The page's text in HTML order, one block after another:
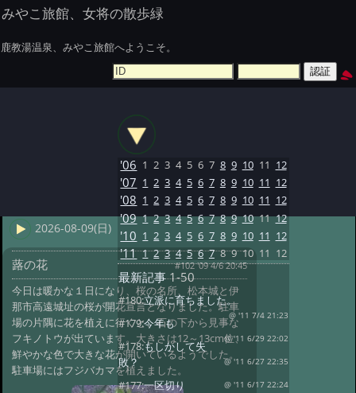
みやこ旅館、女将の散歩緑
鹿教湯温泉、みやこ旅館へようこそ。
2026-08-09(日)
蕗の花 #102 '09 4/6 20:45
今日は暖かな１日になり、桜の名所、松本城と伊
那市高遠城址の桜が開花宣言となりました。駐車
場の片隅に花を植えに行くと、石の下から見事な
フキノトウが出ています。大きさは12～13cm位、
鮮やかな色で大きな花が開いているようでした。
駐車場にはフジバカマを植えました。
'06 1 2 3 4 5 6 7 8 9 10 11 12
'07 1 2 3 4 5 6 7 8 9 10 11 12
'08 1 2 3 4 5 6 7 8 9 10 11 12
'09 1 2 3 4 5 6 7 8 9 10 11 12
'10 1 2 3 4 5 6 7 8 9 10 11 12
'11 1 2 3 4 5 6 7 8 9 10 11 12
最新記事1-50
#180:立派に育ちました。
@ '11 7/4 21:23
#179:今年も
@ '11 6/29 22:02
#178:もしかして失
敗？
@ '11 6/27 22:35
#177:一区切り @ '11 6/17 22:24